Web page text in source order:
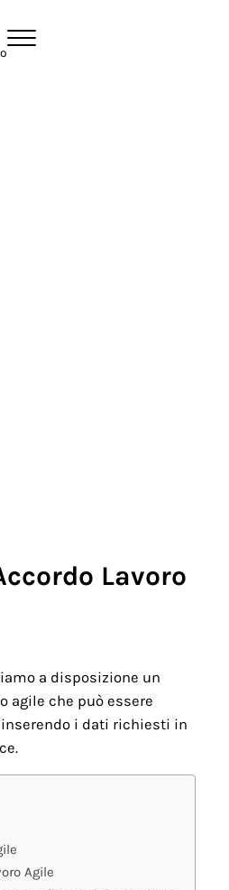
Menu
Lavoro
a disposizione un
agile che può essere
i dati richiesti in
Agile